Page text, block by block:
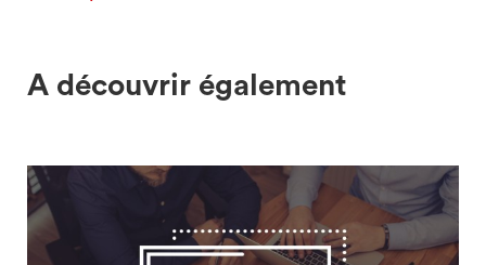
A découvrir également